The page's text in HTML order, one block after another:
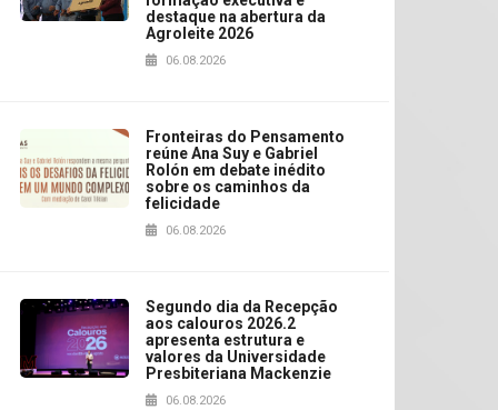
destaque na abertura da
Agroleite 2026
06.08.2026
Fronteiras do Pensamento
reúne Ana Suy e Gabriel
Rolón em debate inédito
sobre os caminhos da
felicidade
06.08.2026
Segundo dia da Recepção
aos calouros 2026.2
apresenta estrutura e
valores da Universidade
Presbiteriana Mackenzie
06.08.2026